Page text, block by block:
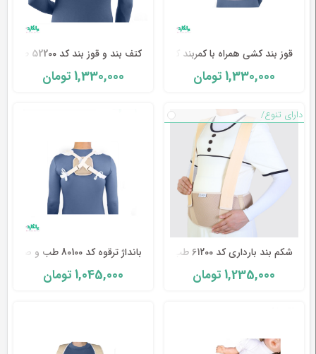
قوز بند کشی همراه با کمربند کد 52100 طب و صنعت
1,330,000تومان
کتف بند و قوز بند کد 52200 طب و صنعت
1,330,000تومان
دارای تنوع/
شکم بند بارداری کد 61200 طب و صنعت
1,235,000 تومان
بانداژ ترقوه کد 80100 طب و صنعت
1,045,000تومان